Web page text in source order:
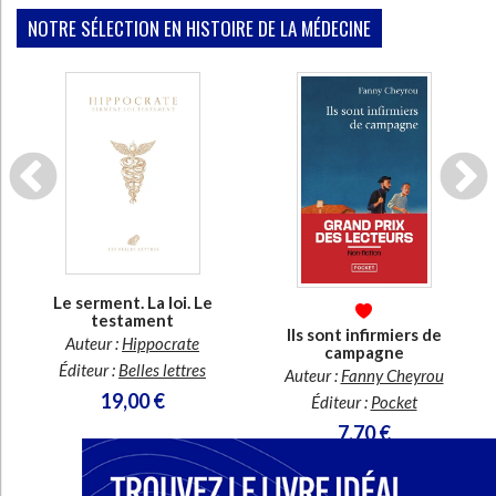
CHARGEMENT...
Bibliothèque de la Pléiade Critique et histoire littéraire
Littérature de voyage Audio - Livres lus
Littérature en version originale
Ecologie - Environnement Religions - Spiritualités
Histoire de France Biographies historiques
Histoire des pays
Géographie
Culture scientifique
Danse
NOTRE SÉLECTION EN HISTOIRE DE LA MÉDECINE
En stock *
*stock limité
Le serment. La loi. Le
testament
Auteur : Hippocrate
Éditeur : Belles lettres
19,00 €
En stock *
*stock limité
Ils sont infirmiers de
campagne
Auteur : Fanny Cheyrou
Éditeur : Pocket
7,70 €